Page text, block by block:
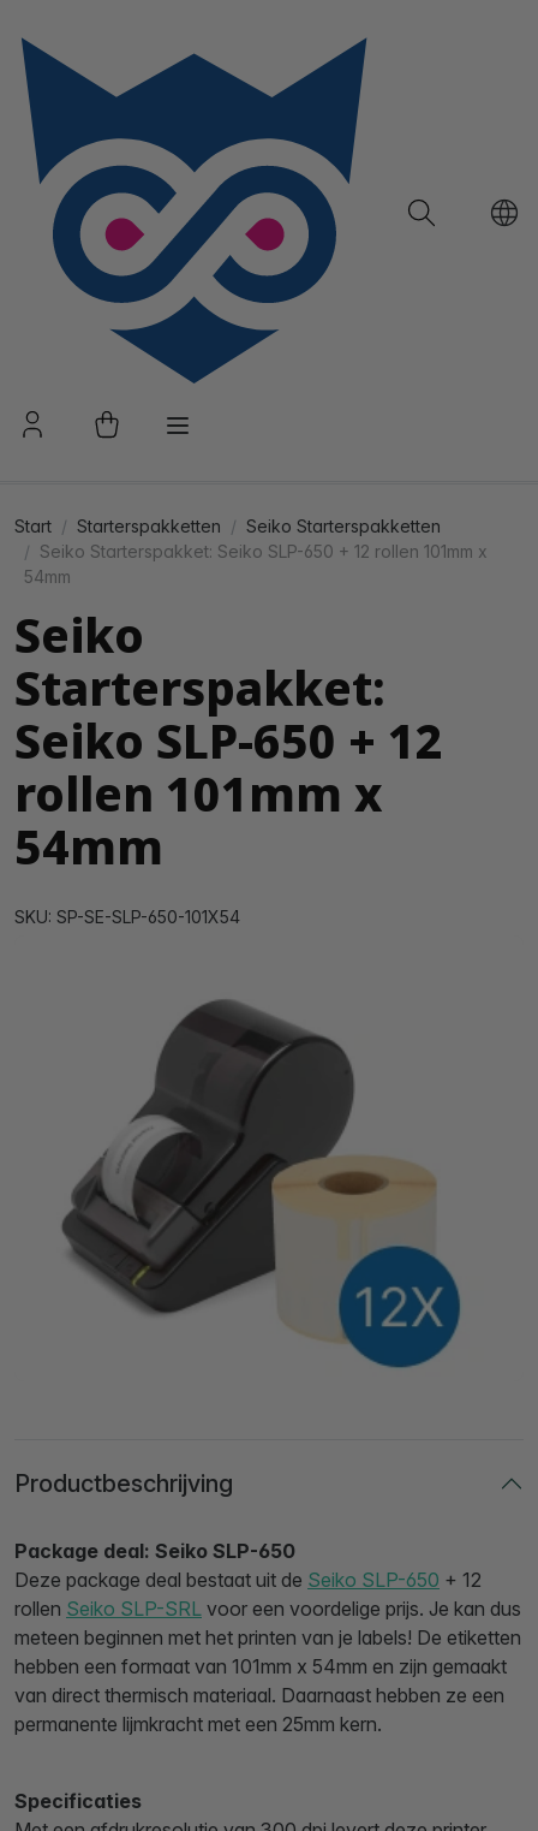
Start Starterspakketten
Seiko Starterspakketten
Seiko Starterspakket: Seiko SLP-650 + 12 rollen 101mm x
54mm
Seiko
Starterspakket:
Seiko SLP-650 + 12
rollen 101mm x
54mm
SKU: SP-SE-SLP-650-101X54
Productbeschrijving
Package deal: Seiko SLP-650
Deze package deal bestaat uit de Seiko SLP-650 + 12
rollen Seiko SLP-SRL voor een voordelige prijs. Je kan dus
meteen beginnen met het printen van je labels! De etiketten
hebben een formaat van 101mm x 54mm en zijn gemaakt
van direct thermisch materiaal. Daarnaast hebben ze een
permanente lijmkracht met een 25mm kern.
Specificaties